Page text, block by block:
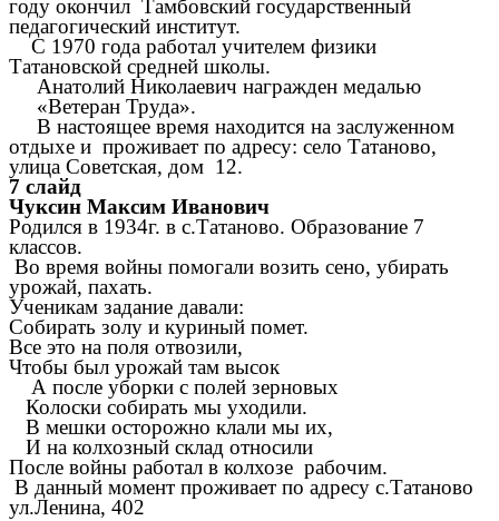
году окончил Тамбовский государственный
педагогический институт.
С 1970 года работал учителем физики
Татановской средней школы.
Анатолий Николаевич награжден медалью
«Ветеран Труда».
В настоящее время находится на заслуженном
отдыхе и проживает по адресу: село Татаново,
улица Советская, дом 12.
7 слайд
Чуксин Максим Иванович
Родился в 1934г. в с.Татаново. Образование 7
классов.
Во время войны помогали возить сено, убирать
урожай, пахать.
Ученикам задание давали:
Собирать золу и куриный помет.
Все это на поля отвозили,
Чтобы был урожай там высок
А после уборки с полей зерновых
Колоски собирать мы уходили.
В мешки осторожно клали мы их,
И на колхозный склад относили
После войны работал в колхозе рабочим.
В данный момент проживает по адресу с.Татаново
ул.Ленина, 402